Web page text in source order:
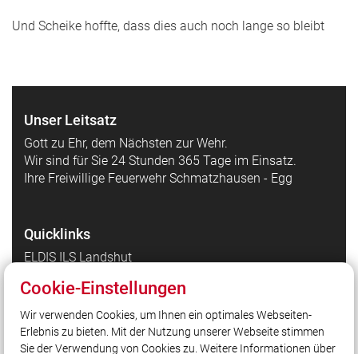
Und Scheike hoffte, dass dies auch noch lange so bleibt
Unser Leitsatz
Gott zu Ehr, dem Nächsten zur Wehr.
Wir sind für Sie 24 Stunden 365 Tage im Einsatz.
Ihre Freiwillige Feuerwehr Schmatzhausen - Egg
Quicklinks
ELDIS ILS Landshut
DIVERA
FLORI
THLProtect.de
Cookie-Einstellungen
Wir verwenden Cookies, um Ihnen ein optimales Webseiten-
Erlebnis zu bieten. Mit der Nutzung unserer Webseite stimmen
Sie der Verwendung von Cookies zu. Weitere Informationen über